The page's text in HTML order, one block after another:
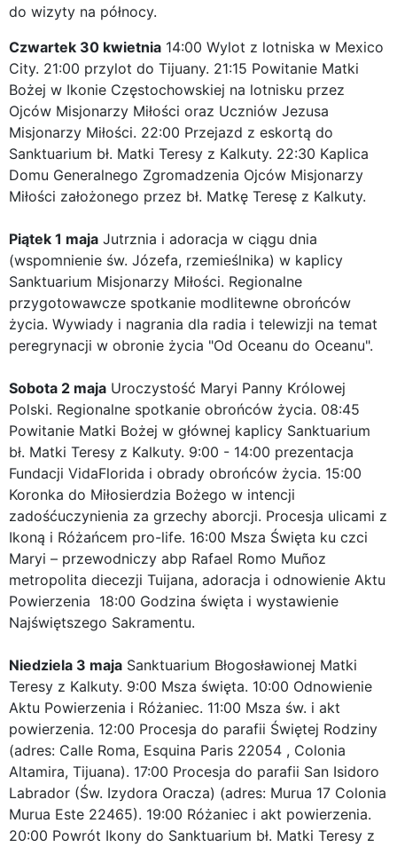
do wizyty na północy.
Czwartek 30 kwietnia 14:00 Wylot z lotniska w Mexico
City. 21:00 przylot do Tijuany. 21:15 Powitanie Matki
Bożej w Ikonie Częstochowskiej na lotnisku przez
Ojców Misjonarzy Miłości oraz Uczniów Jezusa
Misjonarzy Miłości. 22:00 Przejazd z eskortą do
Sanktuarium bł. Matki Teresy z Kalkuty. 22:30 Kaplica
Domu Generalnego Zgromadzenia Ojców Misjonarzy
Miłości założonego przez bł. Matkę Teresę z Kalkuty.
Piątek 1 maja Jutrznia i adoracja w ciągu dnia
(wspomnienie św. Józefa, rzemieślnika) w kaplicy
Sanktuarium Misjonarzy Miłości. Regionalne
przygotowawcze spotkanie modlitewne obrońców
życia. Wywiady i nagrania dla radia i telewizji ​​na temat
peregrynacji w obronie życia "Od Oceanu do Oceanu".
Sobota 2 maja Uroczystość Maryi Panny Królowej
Polski. Regionalne spotkanie obrońców życia. 08:45
Powitanie Matki Bożej w głównej kaplicy Sanktuarium
bł. Matki Teresy z Kalkuty. 9:00 - 14:00 prezentacja
Fundacji VidaFlorida i obrady obrońców życia. 15:00
Koronka do Miłosierdzia Bożego w intencji
zadośćuczynienia za grzechy aborcji. Procesja ulicami z
Ikoną i Różańcem pro-life. 16:00 Msza Święta ku czci
Maryi – przewodniczy abp Rafael Romo Muñoz
metropolita diecezji Tuijana, adoracja i odnowienie Aktu
Powierzenia 18:00 Godzina święta i wystawienie
Najświętszego Sakramentu.
Niedziela 3 maja Sanktuarium Błogosławionej Matki
Teresy z Kalkuty. 9:00 Msza święta. 10:00 Odnowienie
Aktu Powierzenia i Różaniec. 11:00 Msza św. i akt
powierzenia. 12:00 Procesja do parafii Świętej Rodziny
(adres: Calle Roma, Esquina Paris 22054 , Colonia
Altamira, Tijuana). 17:00 Procesja do parafii San Isidoro
Labrador (Św. Izydora Oracza) (adres: Murua 17 Colonia
Murua Este 22465). 19:00 Różaniec i akt powierzenia.
20:00 Powrót Ikony do Sanktuarium bł. Matki Teresy z